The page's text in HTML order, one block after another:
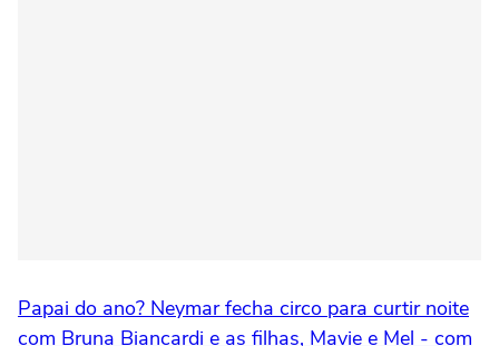
Papai do ano? Neymar fecha circo para curtir noite
com Bruna Biancardi e as filhas, Mavie e Mel - com